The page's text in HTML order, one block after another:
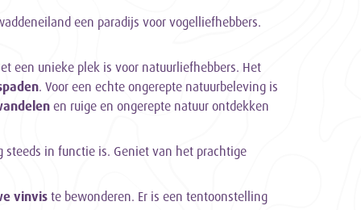
een paradijs voor vogelliefhebbers.
een unieke plek is voor natuurliefhebbers. Het
. Voor een echte ongerepte natuurbeleving is
en ruige en ongerepte natuur ontdekken
steeds in functie is. Geniet van het prachtige
vinvis te bewonderen. Er is een tentoonstelling